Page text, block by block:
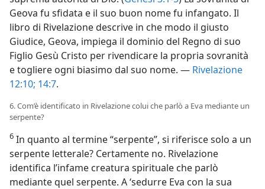
Geova fu sfidata e il suo buon nome fu infangato. Il
libro di Rivelazione descrive in che modo il giusto
Giudice, Geova, impiega il dominio del Regno di suo
Figlio Gesù Cristo per rivendicare la propria sovranità
e togliere ogni biasimo dal suo nome. — Rivelazione
12:10; 14:7.
6. Com’è identificato in Rivelazione colui che parlò a Eva mediante un
serpente?
6 In quanto al termine “serpente”, si riferisce solo a un
serpente letterale? Certamente no. Rivelazione
identifica l’infame creatura spirituale che parlò
mediante quel serpente. A ‘sedurre Eva con la sua